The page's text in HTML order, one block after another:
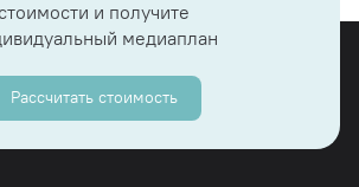
стоимости и получите
медиаплан
Рассчитать стоимость